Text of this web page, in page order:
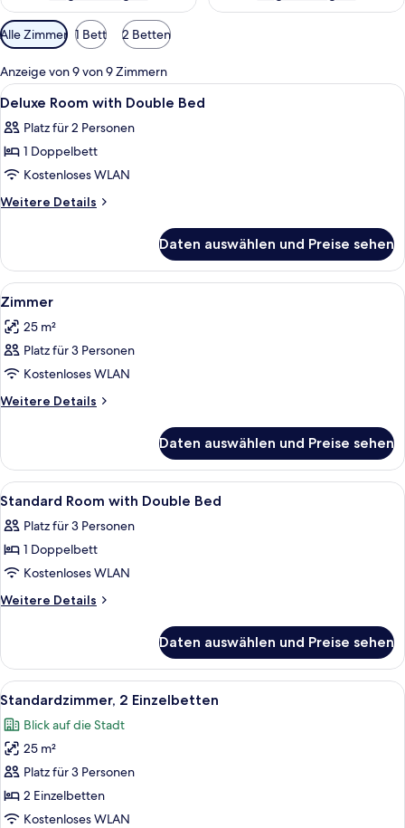
Verfügbare
Filter
für
Zimmer
Alle Zimmer 1 Bett 2 Betten
Anzeige von 9 von 9 Zimmern
Alle
Fotos
für
Deluxe
Room
with
anzeigen
Ein Hotelzimmer mit einem Bett,
9
Deluxe Room with Double Bed
Platz für 2 Personen
1 Doppelbett
Kostenloses WLAN
Weitere Details
Weitere
Room
with
Double
Daten auswählen und Preise sehen
Alle
Fotos
für
Zimmer
anzeigen
Minibar, Zimmersafe, Schreibtisch,
6
Zimmer
25 m²
Platz für 3 Personen
Kostenloses WLAN
Weitere Details
Weitere
Daten auswählen und Preise sehen
Alle
Fotos
für
Standard
Room
with
anzeigen
Ein Hotelzimmer mit Bett,
4
Standard Room with Double Bed
Platz für 3 Personen
1 Doppelbett
Kostenloses WLAN
Weitere Details
Weitere
Room
with
Double
Daten auswählen und Preise sehen
Alle
Fotos
für
Standardzimmer,
2 Einzelbetten
anzeigen
Ein Hotelzimmer mit zwei Betten,
5
Standardzimmer, 2 Einzelbetten
Blick auf die Stadt
25 m²
Platz für 3 Personen
2 Einzelbetten
Kostenloses WLAN